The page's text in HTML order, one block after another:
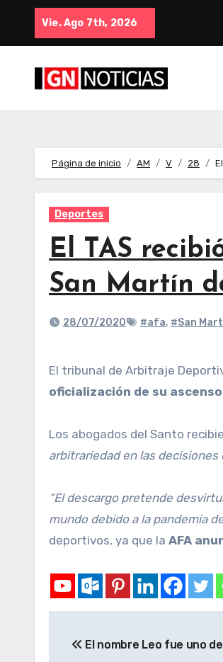
Vie. Ago 7th, 2026
Página de inicio AM V 28
Deportes
El TAS
San Martín
28/07/2020 #afa, #San
El tribunal de Arbitraje
oficialización de su
Los abogados del Santo
arbitrariedad en las
“El descargo pretende
mundo debido a la pandemia
deportivos, ya que la AFA
El nombre Leo fue uno